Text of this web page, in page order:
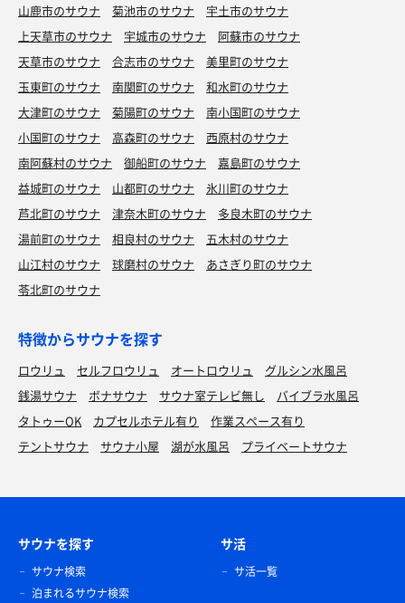
山鹿市のサウナ
菊池市のサウナ
宇土市のサウナ
上天草市のサウナ
宇城市のサウナ
阿蘇市のサウナ
天草市のサウナ
合志市のサウナ
美里町のサウナ
玉東町のサウナ
南関町のサウナ
和水町のサウナ
大津町のサウナ
菊陽町のサウナ
南小国町のサウナ
小国町のサウナ
高森町のサウナ
西原村のサウナ
南阿蘇村のサウナ
御船町のサウナ
嘉島町のサウナ
益城町のサウナ
山都町のサウナ
氷川町のサウナ
芦北町のサウナ
津奈木町のサウナ
多良木町のサウナ
湯前町のサウナ
相良村のサウナ
五木村のサウナ
山江村のサウナ
球磨村のサウナ
あさぎり町のサウナ
苓北町のサウナ
特徴からサウナを探す
ロウリュ セルフロウリュ オートロウリュ
グルシン水風呂
銭湯サウナ
ボナサウナ サウナ室テレビ無し
バイブラ水風呂
タトゥーOK
カプセルホテル有り
作業スペース有り
テントサウナ
サウナ小屋 湖が水風呂 プライベートサウナ
サウナを探す
サウナ検索
泊まれるサウナ検索
サ活
サ活一覧